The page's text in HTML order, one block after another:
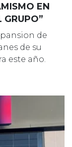
EN
GRUPO”
de
de su
este año.